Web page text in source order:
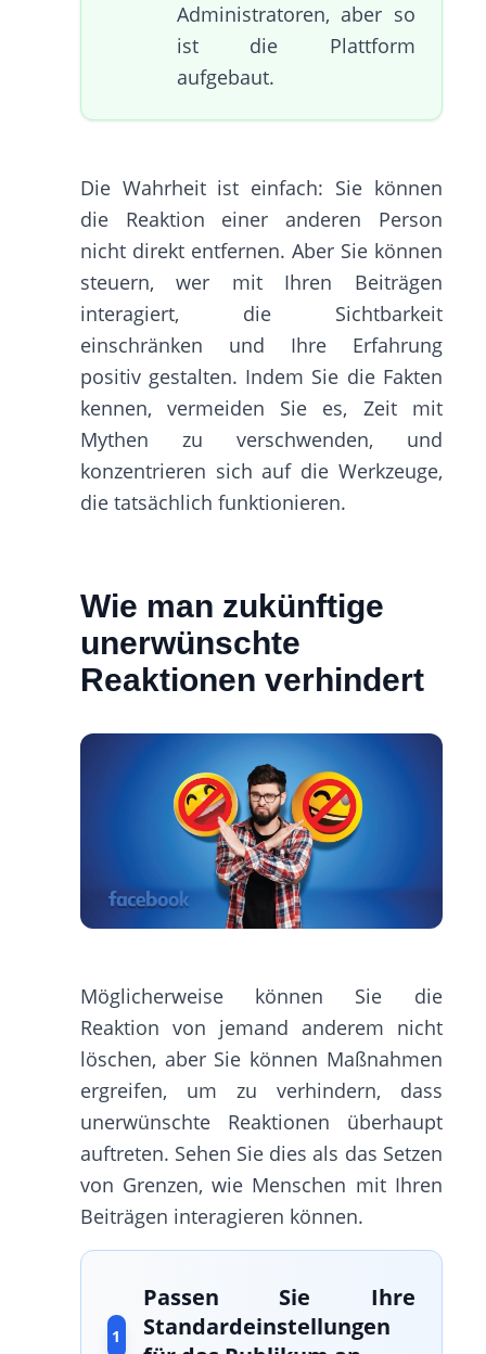
Administratoren, aber so
ist die Plattform
aufgebaut.
Die Wahrheit ist einfach: Sie können
die Reaktion einer anderen Person
nicht direkt entfernen. Aber Sie können
steuern, wer mit Ihren Beiträgen
interagiert, die Sichtbarkeit
einschränken und Ihre Erfahrung
positiv gestalten. Indem Sie die Fakten
kennen, vermeiden Sie es, Zeit mit
Mythen zu verschwenden, und
konzentrieren sich auf die Werkzeuge,
die tatsächlich funktionieren.
Wie man zukünftige
unerwünschte
Reaktionen verhindert
Möglicherweise können Sie die
Reaktion von jemand anderem nicht
löschen, aber Sie können Maßnahmen
ergreifen, um zu verhindern, dass
unerwünschte Reaktionen überhaupt
auftreten. Sehen Sie dies als das Setzen
von Grenzen, wie Menschen mit Ihren
Beiträgen interagieren können.
1
Passen Sie Ihre
Standardeinstellungen